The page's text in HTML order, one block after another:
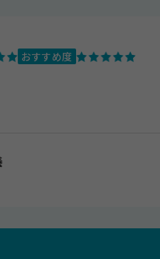
おすすめ度